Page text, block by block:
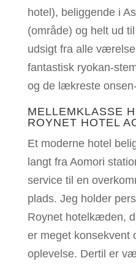
hotel), beliggende i
(område) og helt ud
udsigt fra alle
fantastisk ryokan-
og de lækreste
MELLEMKLASSE
ROYNET HOTEL
Et moderne hotel
langt fra Aomori
service til en
plads. Jeg holder
Roynet hotelkæden,
er meget konsekvent
oplevelse. Dertil er